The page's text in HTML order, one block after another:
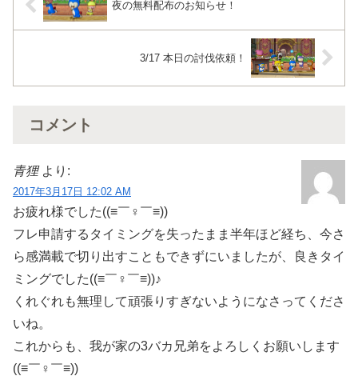
夜の無料配布のお知らせ！
3/17 本日の討伐依頼！
コメント
青狸 より:
2017年3月17日 12:02 AM
お疲れ様でした((≡￣♀￣≡))ゞ
フレ申請するタイミングを失ったまま半年ほど経ち、今さ
ら感満載で切り出すこともできずにいましたが、良きタイ
ミングでした((≡￣♀￣≡))♪
くれぐれも無理して頑張りすぎないようになさってくださ
いね。
これからも、我が家の3バカ兄弟をよろしくお願いします
((≡￣♀￣≡))ゞ